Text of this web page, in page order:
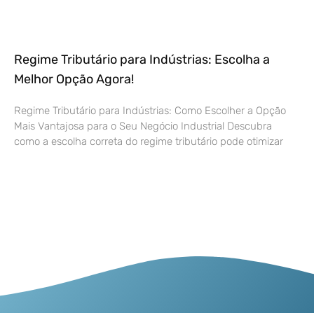
Regime Tributário para Indústrias: Escolha a
Melhor Opção Agora!
Regime Tributário para Indústrias: Como Escolher a Opção
Mais Vantajosa para o Seu Negócio Industrial Descubra
como a escolha correta do regime tributário pode otimizar